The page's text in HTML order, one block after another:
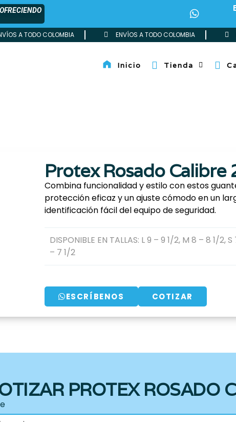
A TODO COLOMBIA ENVÍOS A TODO COLOMBIA
Inicio Tienda
Protex Rosado Calibre
Combina funcionalidad y estilo con estos
protección eficaz y un ajuste cómodo en un
identificación fácil del equipo de seguridad.
DISPONIBLE EN TALLAS: L 9 – 9 1/2, M 8 – 8 1/2,S
– 7 1/2
ESCRÍBENOS COTIZAR
PROTEX ROSADO